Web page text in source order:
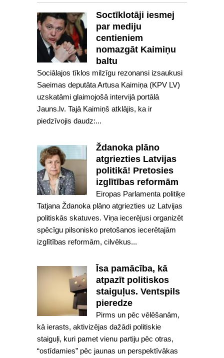
Soctīklotāji iesmej
par mediju
centieniem
nomazgāt Kaimiņu
baltu
Sociālajos tīklos milzīgu rezonansi izsaukusi
Saeimas deputāta Artusa Kaimiņa (KPV LV)
uzskatāmi glaimojošā intervijā portālā
Jauns.lv. Tajā Kaimiņš atklājis, ka ir
piedzīvojis daudz:...
Ždanoka plāno
atgriezties Latvijas
politikā! Pretosies
izglītības reformām
Eiropas Parlamenta politiķe
Tatjana Ždanoka plāno atgriezties uz Latvijas
politiskās skatuves. Viņa iecerējusi organizēt
spēcīgu pilsonisko pretošanos iecerētajām
izglītības reformām, cilvēkus...
Īsa pamācība, kā
atpazīt politiskos
staiguļus. Ventspils
pieredze
Pirms un pēc vēlēšanām,
kā ierasts, aktivizējas dažādi politiskie
staiguļi, kuri pamet vienu partiju pēc otras,
“ostīdamies” pēc jaunas un perspektīvākas